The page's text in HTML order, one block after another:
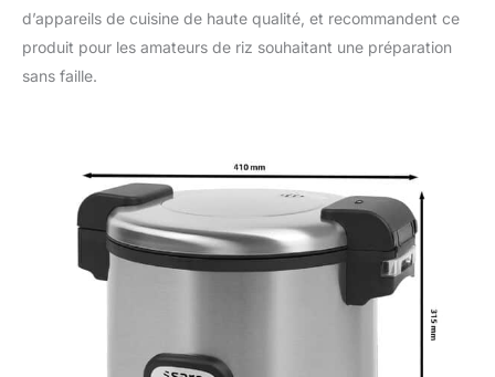
d’appareils de cuisine de haute qualité, et recommandent ce
produit pour les amateurs de riz souhaitant une préparation
sans faille.